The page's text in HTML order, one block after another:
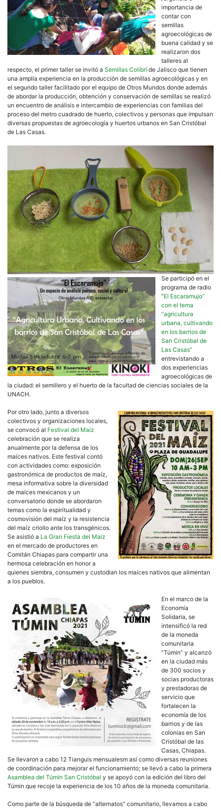
importancia de
contar con
semillas
agroecológicas de
buena calidad y se
realizaron dos
talleres al
respecto, el primer taller se invitó a Semillas Colibrí de Jalisco que tienen
una amplia experiencia en la producción de semillas agroecológicas y en
el segundo taller facilitado por el equipo de Otros Mundos donde además
de abordar la producción, obtención y conservación de semillas se realizó
un encuentro de análisis e intercambio de experiencias con familias del
proceso del metro cuadrado de huerto, colectivos y personas que impulsan
diversas propuestas de agroecología y huertos urbanos en San Cristóbal
de Las Casas.
Se participó en el
programa de radio
“El Escaramujo”
con el tema
“agricultura
urbana, cultivando
en los barrios de
San Cristóbal de
Las Casas”
entrevistando a
dos experiencias
agroecológicas de
la ciudad: el semillero y el huerto de la facultad de ciencias sociales de la
UNACH.
Por otro lado, junto a diversos
colectivos y organizaciones locales,
se convocó al Festival del Maíz
celebración que se realiza
anualmente por la defensa de los
maíces nativos. Este festival contó
con actividades como: exposición
gastronómica de productos de maíz,
mesa informativa sobre la diversidad
de maíces mexicanos y un
conversatorio donde se abordaron
temas como la espiritualidad y
cosmovisión del maíz y la resistencia
del maíz criollo ante los transgénicos.
Se asistió a La Gran Fiesta del Maíz
en el mercado de productores en
Comitán Chiapas para compartir una
hermosa celebración en honor a
quienes siembra, consumen y custodian los maíces nativos que alimentan
a los pueblos.
En el marco de la
Economía
Solidaria, se
intensificó la red
de la moneda
comunitaria
“Túmin” y alcanzó
en la ciudad más
de 300 socios y
socias productoras
y prestadoras de
servicio que
fortalecen la
economía de los
barrios y de las
colonias en San
Cristóbal de las
Casas, Chiapas.
Se llevaron a cabo 12 Tianguis mensualesm así como diversas reuniones
de coordinación para mejorar el funcionamiento; se llevó a cabo la primera
Asamblea del Túmin San Cristóbal y se apoyó con la edición del libro del
Túmin que recoje la experiencia de los 10 años de la moneda comunitaria.
Como parte de la búsqueda de “alternatos” comunitario, llevamos a cabo